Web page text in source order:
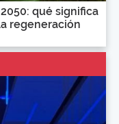
qué significa
regeneración